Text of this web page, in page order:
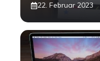
22. Februar 2023